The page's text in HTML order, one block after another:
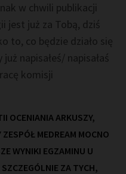
w chwili publikacji
jest już za Tobą, dziś
to, co będzie działo się
napisałeś/ napisałaś
komisji
OCENIANIA ARKUSZY,
MEDREAM MOCNO
WYNIKI EGZAMINU U
ZA TYCH,